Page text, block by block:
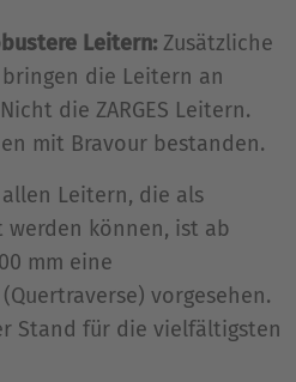
Leitern:Zusätzliche
die Leitern an
die ZARGES Leitern.
mit Bravour bestanden.
Leitern, die als
werden können, ist ab
mm eine
vorgesehen.
Stand für die vielfältigsten